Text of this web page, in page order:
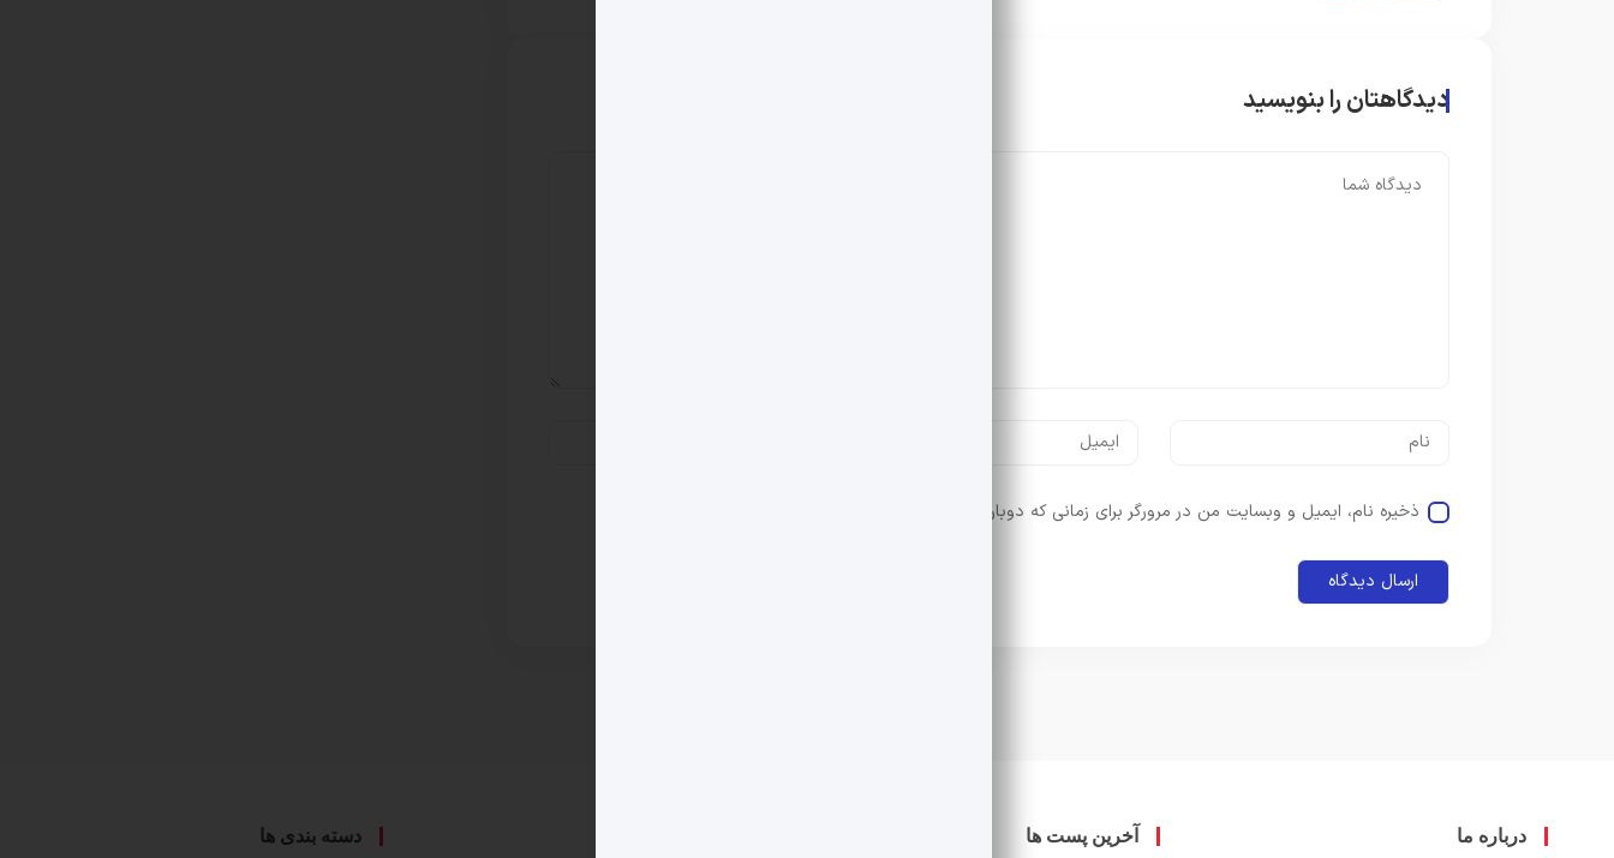
دیدگاهتان را بنویسید
ذخیره نام، ایمیل و وبسایت من در مرورگر برای زمانی که دوباره دیدگاهی می‌نویسم.
درباره ما آخرین پست ها دسته بندی ها